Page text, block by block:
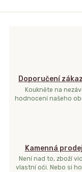
Doporučení
Koukněte na
hodnocení našeho
Kamenná
Není nad to, zboží
vlastní oči. Nebo si